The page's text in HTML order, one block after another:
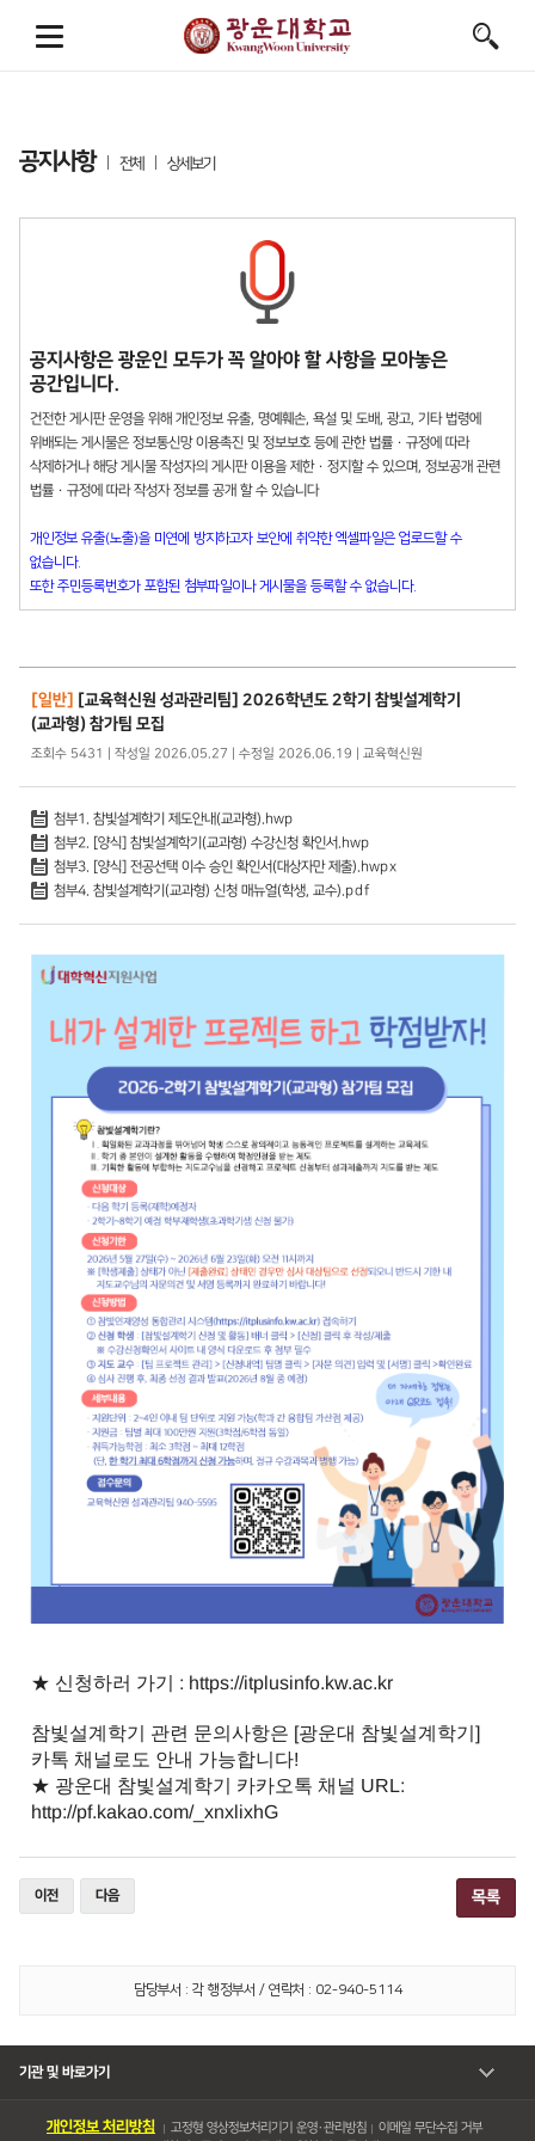
공지사항 전체 상세보기
공지사항은 광운인 모두가 꼭 알아야 할 사항을 모아놓은
공간입니다.
건전한 게시판 운영을 위해 개인정보 유출, 명예훼손, 욕설 및 도배, 광고, 기타 법령에
위배되는 게시물은 정보통신망 이용촉진 및 정보보호 등에 관한 법률 · 규정에 따라
삭제하거나 해당 게시물 작성자의 게시판 이용을 제한 · 정지할 수 있으며, 정보공개 관련
법률 · 규정에 따라 작성자 정보를 공개 할 수 있습니다
개인정보 유출(노출)을 미연에 방지하고자 보안에 취약한 엑셀파일은 업로드할 수
없습니다.
또한 주민등록번호가 포함된 첨부파일이나 게시물을 등록할 수 없습니다.
[일반] [교육혁신원 성과관리팀] 2026학년도 2학기 참빛설계학기
(교과형) 참가팀 모집
조회수 5431 | 작성일 2026.05.27 | 수정일 2026.06.19 | 교육혁신원
첨부1. 참빛설계학기 제도안내(교과형).hwp
첨부2. [양식] 참빛설계학기(교과형) 수강신청 확인서.hwp
첨부3. [양식] 전공선택 이수 승인 확인서(대상자만 제출).hwpx
첨부4. 참빛설계학기(교과형) 신청 매뉴얼(학생, 교수).pdf
★ 신청하러 가기 : https://itplusinfo.kw.ac.kr
참빛설계학기 관련 문의사항은 [광운대 참빛설계학기]
카톡 채널로도 안내 가능합니다!
★ 광운대 참빛설계학기 카카오톡 채널 URL:
http://pf.kakao.com/_xnxlixhG
이전 다음 목록
담당부서 : 각 행정부서 / 연락처 : 02-940-5114
기관 및 바로가기
개인정보 처리방침 고정형 영상정보처리기기 운영・관리방침
이메일 무단수집 거부